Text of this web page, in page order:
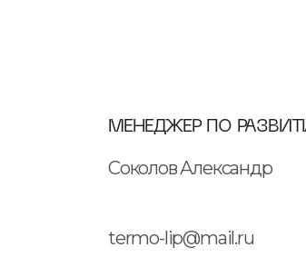
Соколов Александр
termo-lip@mail.ru
МЕНЕДЖЕР ПО